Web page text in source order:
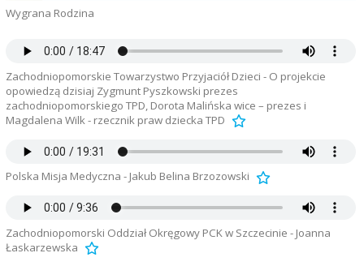
Wygrana Rodzina
Zachodniopomorskie Towarzystwo Przyjaciół Dzieci - O projekcie
opowiedzą dzisiaj Zygmunt Pyszkowski prezes
zachodniopomorskiego TPD, Dorota Malińska wice – prezes i
Magdalena Wilk - rzecznik praw dziecka TPD
Polska Misja Medyczna - Jakub Belina Brzozowski
Zachodniopomorski Oddział Okręgowy PCK w Szczecinie - Joanna
Łaskarzewska